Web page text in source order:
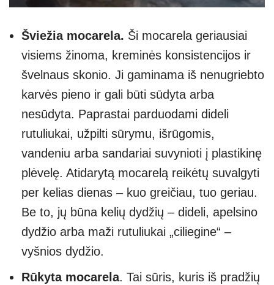
Šviežia mocarela. Ši mocarela geriausiai
visiems žinoma, kreminės konsistencijos ir
švelnaus skonio. Ji gaminama iš nenugriebto
karvės pieno ir gali būti sūdyta arba
nesūdyta. Paprastai parduodami dideli
rutuliukai, užpilti sūrymu, išrūgomis,
vandeniu arba sandariai suvynioti į plastikinę
plėvelę. Atidarytą mocarelą reikėtų suvalgyti
per kelias dienas – kuo greičiau, tuo geriau.
Be to, jų būna kelių dydžių – dideli, apelsino
dydžio arba maži rutuliukai „ciliegine“ –
vyšnios dydžio.
Rūkyta mocarela. Tai sūris, kuris iš pradžių